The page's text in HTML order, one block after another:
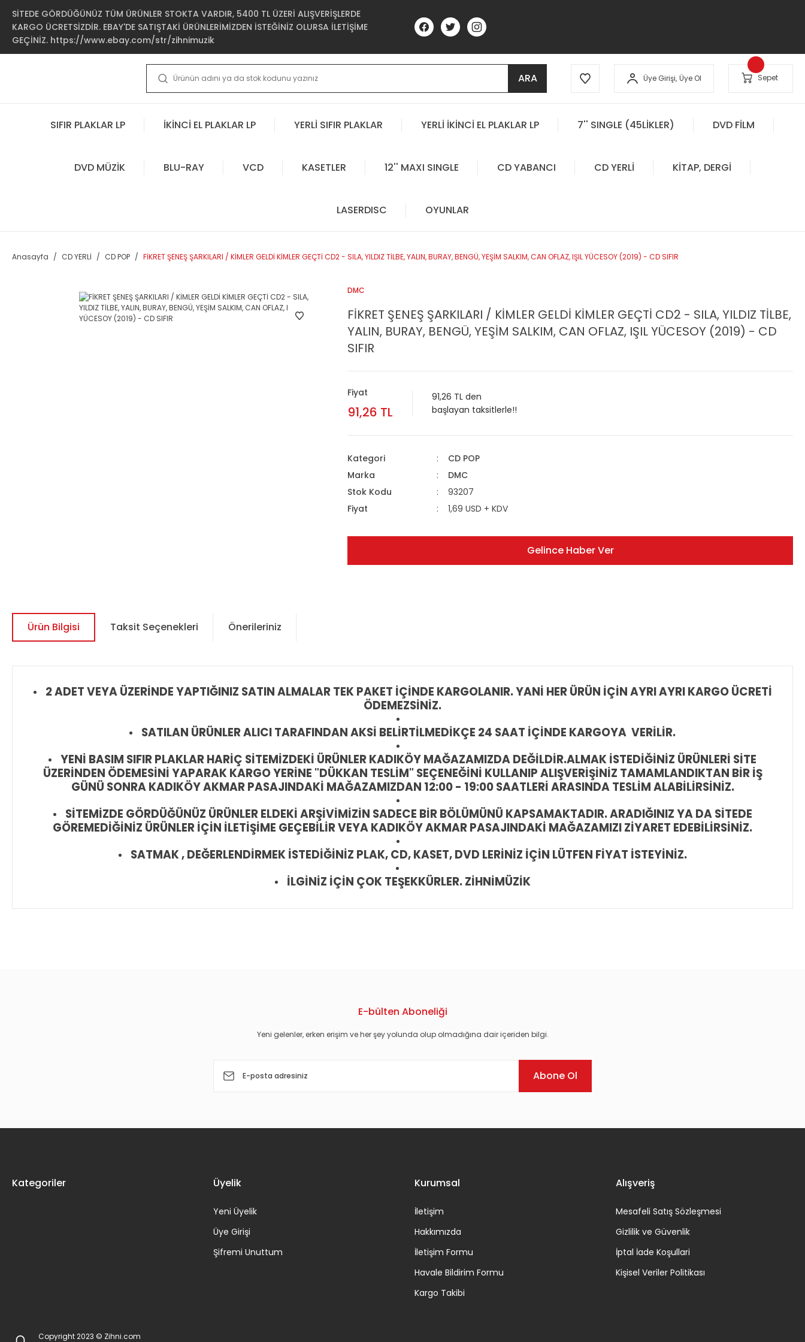
SİTEDE GÖRDÜĞÜNÜZ TÜM ÜRÜNLER STOKTA VARDIR, 5400 TL ÜZERİ ALIŞVERİŞLERDE
KARGO ÜCRETSİZDİR. EBAY'DE SATIŞTAKİ ÜRÜNLERİMİZDEN İSTEĞİNİZ OLURSA İLETİŞİME
GEÇİNİZ. https://www.ebay.com/str/zihnimuzik
ARA Üye Girişi, Üye Ol Sepet
SIFIR PLAKLAR LP İKİNCİ EL PLAKLAR LP YERLİ SIFIR PLAKLAR YERLİ İKİNCİ EL PLAKLAR LP 7'' SINGLE (45LİKLER) DVD FİLM
DVD MÜZİK BLU-RAY VCD KASETLER 12'' MAXI SINGLE CD YABANCI CD YERLİ KİTAP, DERGİ
LASERDISC OYUNLAR
Anasayfa CD YERLİ CD POP FİKRET ŞENEŞ ŞARKILARI / KİMLER GELDİ KİMLER GEÇTİ CD2 - SILA, YILDIZ TİLBE, YALIN, BURAY, BENGÜ, YEŞİM SALKIM, CAN OFLAZ, IŞIL YÜCESOY (2019) - CD SIFIR
DMC
FİKRET ŞENEŞ ŞARKILARI / KİMLER GELDİ KİMLER GEÇTİ CD2 - SILA, YILDIZ TİLBE,
YALIN, BURAY, BENGÜ, YEŞİM SALKIM, CAN OFLAZ, IŞIL YÜCESOY (2019) - CD
SIFIR
Fiyat
91,26 TL
91,26 TL den
başlayan taksitlerle!!
Kategori
CD POP
Marka
DMC
Stok Kodu
93207
Fiyat
1,69 USD + KDV
Gelince Haber Ver
Ürün Bilgisi Taksit Seçenekleri Önerileriniz
2 ADET VEYA ÜZERİNDE YAPTIĞINIZ SATIN ALMALAR TEK PAKET İÇİNDE KARGOLANIR. YANİ HER ÜRÜN İÇİN AYRI AYRI KARGO ÜCRETİ
ÖDEMEZSİNİZ.
SATILAN ÜRÜNLER ALICI TARAFINDAN AKSİ BELİRTİLMEDİKÇE 24 SAAT İÇİNDE KARGOYA VERİLİR.
YENİ BASIM SIFIR PLAKLAR HARİÇ SİTEMİZDEKİ ÜRÜNLER KADIKÖY MAĞAZAMIZDA DEĞİLDİR.ALMAK İSTEDİĞİNİZ ÜRÜNLERİ SİTE
ÜZERİNDEN ÖDEMESİNİ YAPARAK KARGO YERİNE "DÜKKAN TESLİM" SEÇENEĞİNİ KULLANIP ALIŞVERİŞİNİZ TAMAMLANDIKTAN BİR İŞ
GÜNÜ SONRA KADIKÖY AKMAR PASAJINDAKİ MAĞAZAMIZDAN 12:00 - 19:00 SAATLERİ ARASINDA TESLİM ALABİLİRSİNİZ.
SİTEMİZDE GÖRDÜĞÜNÜZ ÜRÜNLER ELDEKİ ARŞİVİMİZİN SADECE BİR BÖLÜMÜNÜ KAPSAMAKTADIR. ARADIĞINIZ YA DA SİTEDE
GÖREMEDİĞİNİZ ÜRÜNLER İÇİN İLETİŞİME GEÇEBİLİR VEYA KADIKÖY AKMAR PASAJINDAKİ MAĞAZAMIZI ZİYARET EDEBİLİRSİNİZ.
SATMAK , DEĞERLENDİRMEK İSTEDİĞİNİZ PLAK, CD, KASET, DVD LERİNİZ İÇİN LÜTFEN FİYAT İSTEYİNİZ.
İLGİNİZ İÇİN ÇOK TEŞEKKÜRLER. ZİHNİMÜZİK
E-bülten Aboneliği
Yeni gelenler, erken erişim ve her şey yolunda olup olmadığına dair içeriden bilgi.
Abone Ol
Kategoriler Üyelik
Yeni Üyelik
Üye Girişi
Şifremi Unuttum
Kurumsal
İletişim
Hakkımızda
İletişim Formu
Havale Bildirim Formu
Kargo Takibi
Alışveriş
Mesafeli Satış Sözleşmesi
Gizlilik ve Güvenlik
İptal İade Koşullari
Kişisel Veriler Politikası
Copyright 2023 © Zihni.com